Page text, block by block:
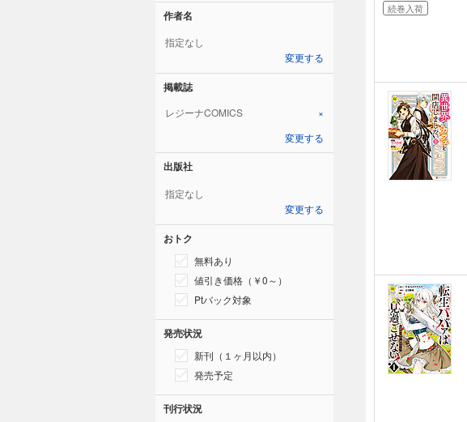
続巻入荷
作者名
指定なし
変更する
掲載誌
レジーナCOMICS ×
変更する
出版社
指定なし
変更する
おトク
無料あり
値引き価格（￥0～）
Ptバック対象
発売状況
新刊（１ヶ月以内）
発売予定
刊行状況